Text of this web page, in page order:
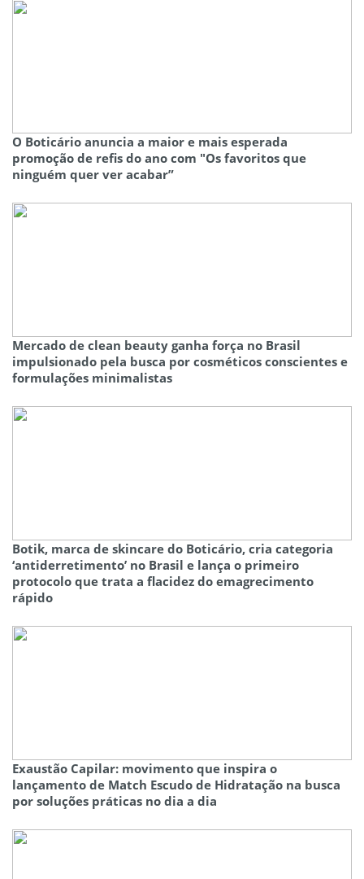
O Boticário anuncia a maior e mais esperada
promoção de refis do ano com "Os favoritos que
ninguém quer ver acabar”
Mercado de clean beauty ganha força no Brasil
impulsionado pela busca por cosméticos conscientes e
formulações minimalistas
Botik, marca de skincare do Boticário, cria categoria
‘antiderretimento’ no Brasil e lança o primeiro
protocolo que trata a flacidez do emagrecimento
rápido
Exaustão Capilar: movimento que inspira o
lançamento de Match Escudo de Hidratação na busca
por soluções práticas no dia a dia